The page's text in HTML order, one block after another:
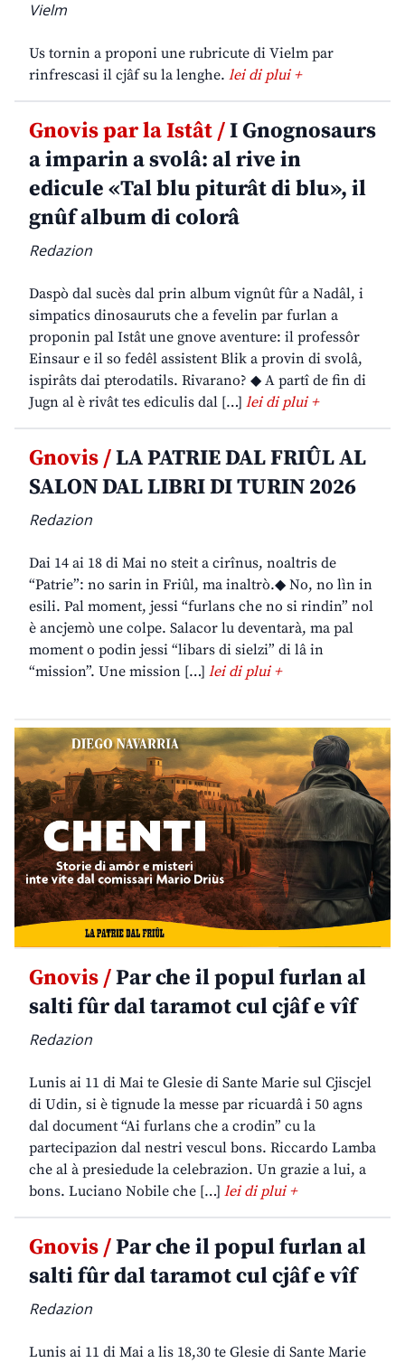
Vielm
Us tornin a proponi une rubricute di Vielm par
rinfrescasi il cjâf su la lenghe. lei di plui +
Gnovis par la Istât /I Gnognosaurs
a imparin a svolâ: al rive in
edicule «Tal blu piturât di blu», il
gnûf album di colorâ
Redazion
Daspò dal sucès dal prin album vignût fûr a Nadâl, i
simpatics dinosauruts che a fevelin par furlan a
proponin pal Istât une gnove aventure: il professôr
Einsaur e il so fedêl assistent Blik a provin di svolâ,
ispirâts dai pterodatils. Rivarano? ◆ A partî de fin di
Jugn al è rivât tes ediculis dal […] lei di plui +
Gnovis /LA PATRIE DAL FRIÛL AL
SALON DAL LIBRI DI TURIN 2026
Redazion
Dai 14 ai 18 di Mai no steit a cirînus, noaltris de
“Patrie”: no sarin in Friûl, ma inaltrò.◆ No, no lìn in
esili. Pal moment, jessi “furlans che no si rindin” nol
è ancjemò une colpe. Salacor lu deventarà, ma pal
moment o podin jessi “libars di sielzi” di lâ in
“mission”. Une mission […] lei di plui +
Gnovis /Par che il popul furlan al
salti fûr dal taramot cul cjâf e vîf
Redazion
Lunis ai 11 di Mai te Glesie di Sante Marie sul Cjiscjel
di Udin, si è tignude la messe par ricuardâ i 50 agns
dal document “Ai furlans che a crodin” cu la
partecipazion dal nestri vescul bons. Riccardo Lamba
che al à presiedude la celebrazion. Un grazie a lui, a
bons. Luciano Nobile che […] lei di plui +
Gnovis /Par che il popul furlan al
salti fûr dal taramot cul cjâf e vîf
Redazion
Lunis ai 11 di Mai a lis 18,30 te Glesie di Sante Marie